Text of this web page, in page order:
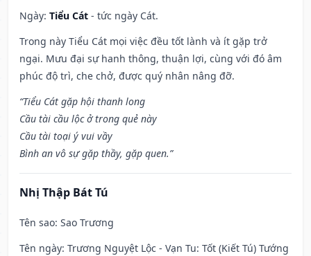
Ngày: Tiểu Cát - tức ngày Cát.
Trong này Tiểu Cát mọi việc đều tốt lành và ít gặp trở
ngại. Mưu đại sự hanh thông, thuận lợi, cùng với đó âm
phúc độ trì, che chở, được quý nhân nâng đỡ.
“Tiểu Cát gặp hội thanh long
Cầu tài cầu lộc ở trong quẻ này
Cầu tài toại ý vui vầy
Bình an vô sự gặp thầy, gặp quen.”
Nhị Thập Bát Tú
Tên sao: Sao Trương
Tên ngày: Trương Nguyệt Lộc - Vạn Tu: Tốt (Kiết Tú) Tướng